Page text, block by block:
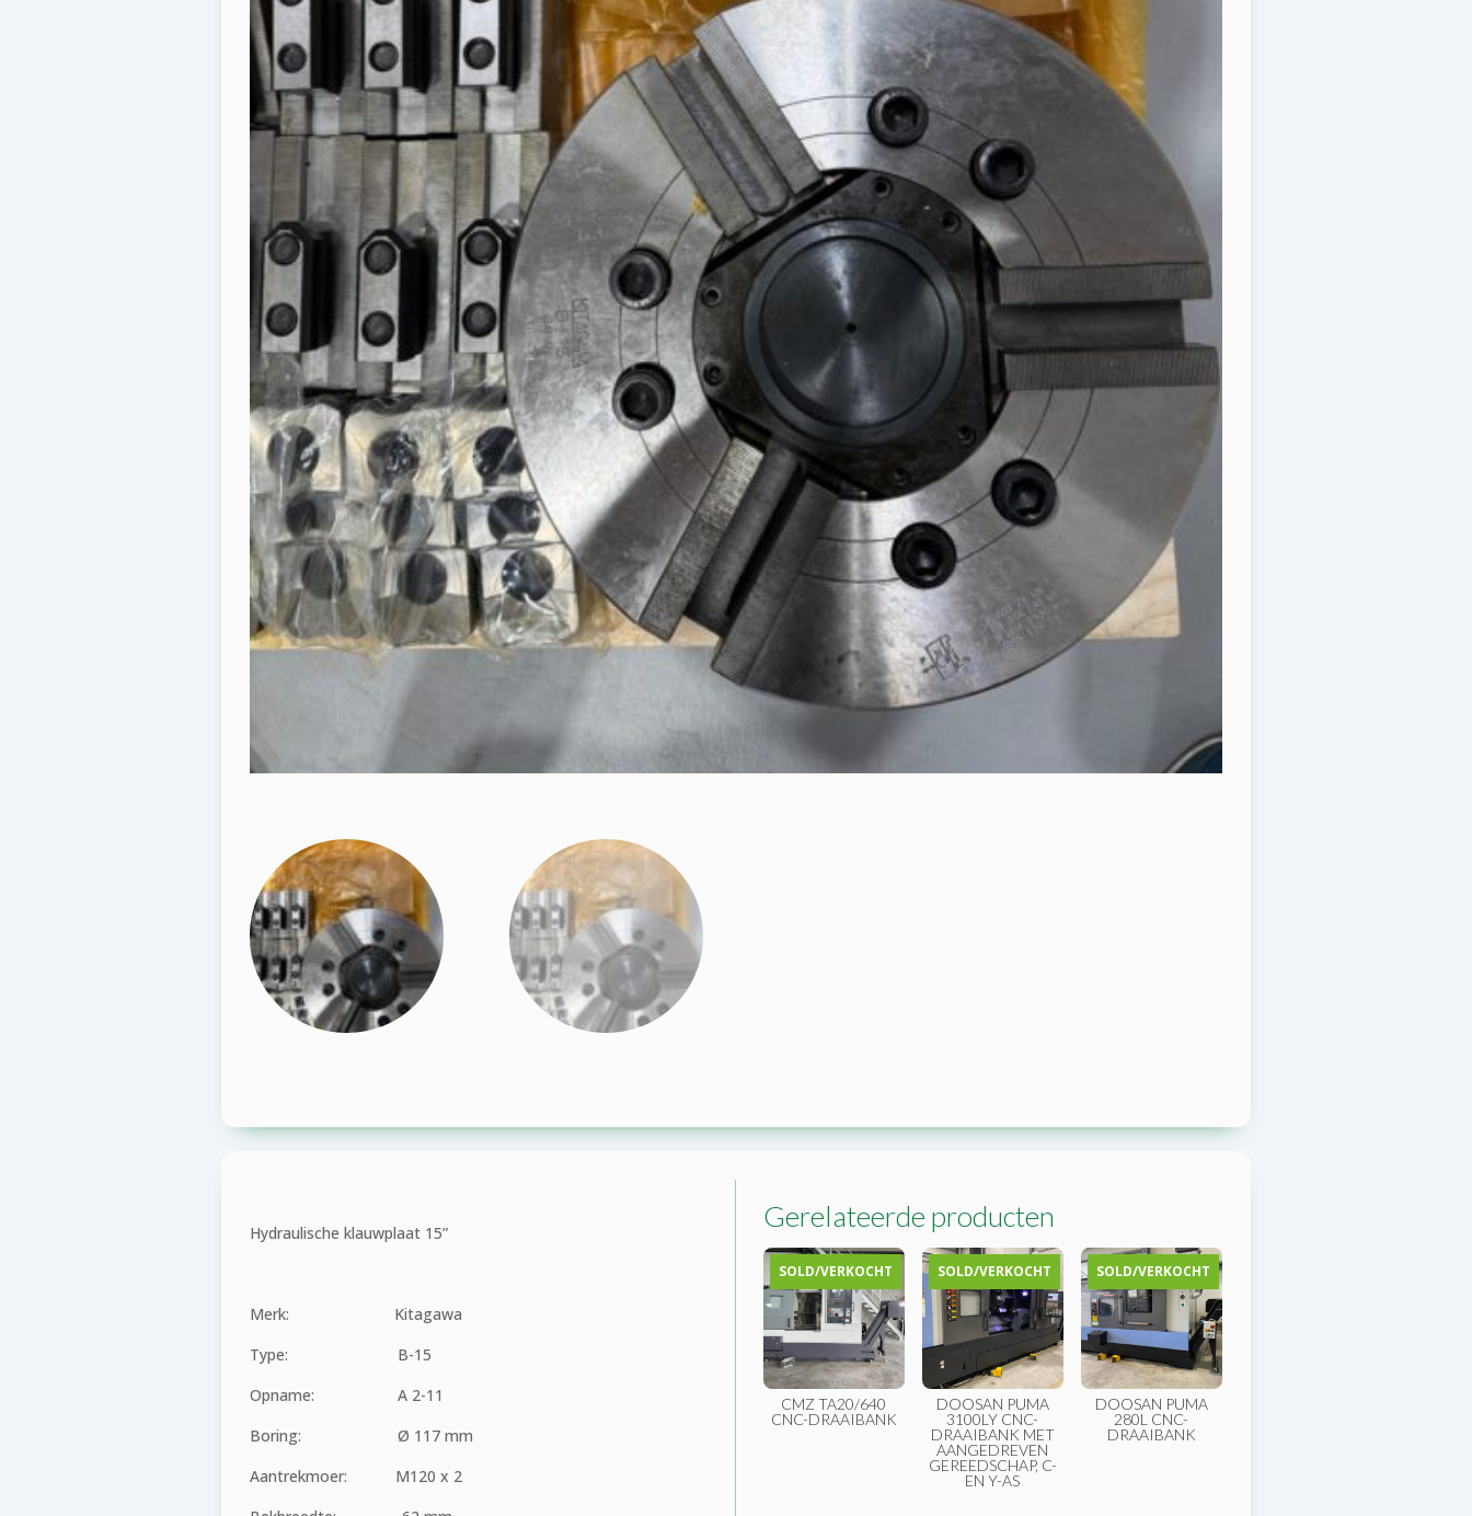
Hydraulische klauwplaat 15”
Merk: Kitagawa
Type: B-15
Opname: A 2-11
Boring: Ø 117 mm
Aantrekmoer: M120 x 2
Gerelateerde producten
SOLD/VERKOCHT
CMZ TA20/640
CNC-DRAAIBANK
SOLD/VERKOCHT
DOOSAN PUMA
3100LY CNC-
DRAAIBANK MET
AANGEDREVEN
GEREEDSCHAP, C-
EN Y-AS
SOLD/VERKOCHT
DOOSAN PUMA
280L CNC-
DRAAIBANK